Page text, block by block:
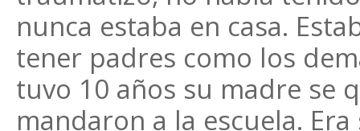
nunca estaba en casa.
tener padres como los
tuvo 10 años su madre se
mandaron a la escuela.